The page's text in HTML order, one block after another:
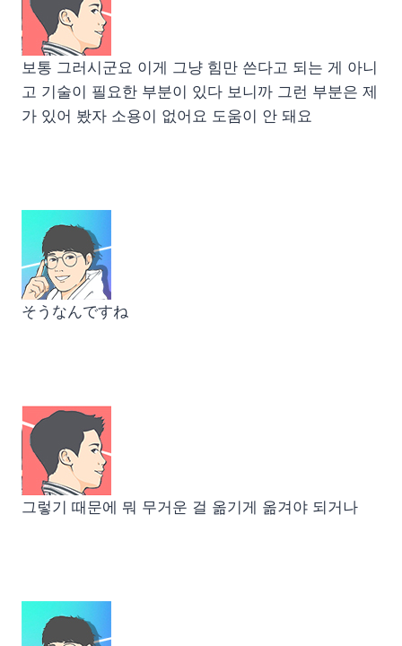
보통 그러시군요 이게 그냥 힘만 쓴다고 되는 게 아니
고 기술이 필요한 부분이 있다 보니까 그런 부분은 제
가 있어 봤자 소용이 없어요 도움이 안 돼요
そうなんですね
그렇기 때문에 뭐 무거운 걸 옮기게 옮겨야 되거나